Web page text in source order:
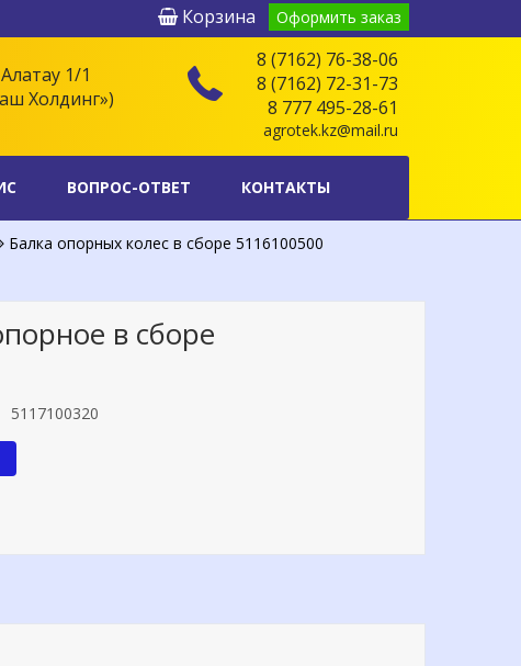
Корзина Оформить заказ
8 (7162) 76-38-06
8 (7162) 72-31-73
8 777 495-28-61
agrotek.kz@mail.ru
1/1
Холдинг»)
ВОПРОС-ОТВЕТ КОНТАКТЫ
Балка опорных колес в сборе 5116100500
в сборе
5117100320